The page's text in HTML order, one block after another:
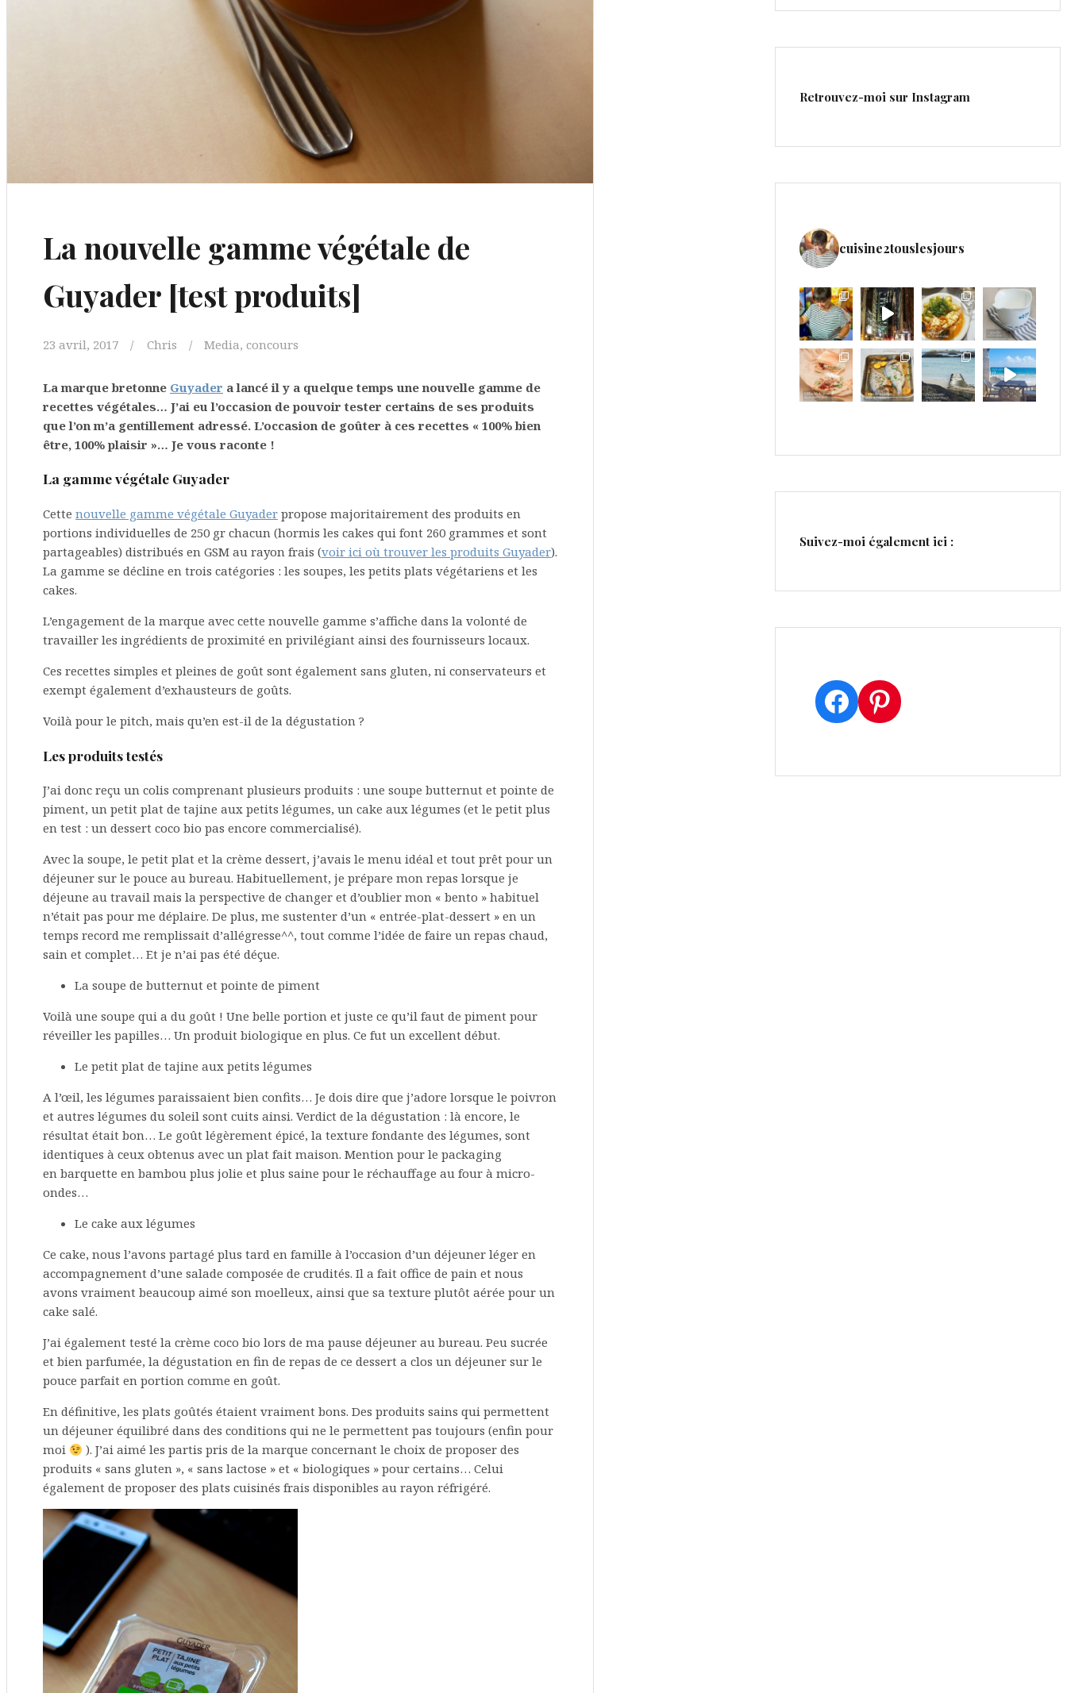
La nouvelle gamme végétale de
Guyader [test produits]
23 avril, 2017 Chris Media, concours
La marque bretonne Guyader a lancé il y a quelque temps une nouvelle gamme de
recettes végétales… J’ai eu l’occasion de pouvoir tester certains de ses produits
que l’on m’a gentillement adressé. L’occasion de goûter à ces recettes « 100% bien
être, 100% plaisir »… Je vous raconte !
La gamme végétale Guyader
Cette nouvelle gamme végétale Guyader propose majoritairement des produits en
portions individuelles de 250 gr chacun (hormis les cakes qui font 260 grammes et sont
partageables) distribués en GSM au rayon frais (voir ici où trouver les produits Guyader).
La gamme se décline en trois catégories : les soupes, les petits plats végétariens et les
cakes.
L’engagement de la marque avec cette nouvelle gamme s’affiche dans la volonté de
travailler les ingrédients de proximité en privilégiant ainsi des fournisseurs locaux.
Ces recettes simples et pleines de goût sont également sans gluten, ni conservateurs et
exempt également d’exhausteurs de goûts.
Voilà pour le pitch, mais qu’en est-il de la dégustation ?
Les produits testés
J’ai donc reçu un colis comprenant plusieurs produits : une soupe butternut et pointe de
piment, un petit plat de tajine aux petits légumes, un cake aux légumes (et le petit plus
en test : un dessert coco bio pas encore commercialisé).
Avec la soupe, le petit plat et la crème dessert, j’avais le menu idéal et tout prêt pour un
déjeuner sur le pouce au bureau. Habituellement, je prépare mon repas lorsque je
déjeune au travail mais la perspective de changer et d’oublier mon « bento » habituel
n’était pas pour me déplaire. De plus, me sustenter d’un « entrée-plat-dessert » en un
temps record me remplissait d’allégresse^^, tout comme l’idée de faire un repas chaud,
sain et complet… Et je n’ai pas été déçue.
La soupe de butternut et pointe de piment
Voilà une soupe qui a du goût ! Une belle portion et juste ce qu’il faut de piment pour
réveiller les papilles… Un produit biologique en plus. Ce fut un excellent début.
Le petit plat de tajine aux petits légumes
A l’œil, les légumes paraissaient bien confits… Je dois dire que j’adore lorsque le poivron
et autres légumes du soleil sont cuits ainsi. Verdict de la dégustation : là encore, le
résultat était bon… Le goût légèrement épicé, la texture fondante des légumes, sont
identiques à ceux obtenus avec un plat fait maison. Mention pour le packaging
en barquette en bambou plus jolie et plus saine pour le réchauffage au four à micro-
ondes…
Le cake aux légumes
Ce cake, nous l’avons partagé plus tard en famille à l’occasion d’un déjeuner léger en
accompagnement d’une salade composée de crudités. Il a fait office de pain et nous
avons vraiment beaucoup aimé son moelleux, ainsi que sa texture plutôt aérée pour un
cake salé.
J’ai également testé la crème coco bio lors de ma pause déjeuner au bureau. Peu sucrée
et bien parfumée, la dégustation en fin de repas de ce dessert a clos un déjeuner sur le
pouce parfait en portion comme en goût.
En définitive, les plats goûtés étaient vraiment bons. Des produits sains qui permettent
un déjeuner équilibré dans des conditions qui ne le permettent pas toujours (enfin pour
moi
). J’ai aimé les partis pris de la marque concernant le choix de proposer des
produits « sans gluten », « sans lactose » et « biologiques » pour certains… Celui
également de proposer des plats cuisinés frais disponibles au rayon réfrigéré.
Retrouvez-moi sur Instagram
cuisine2touslesjours
Suivez-moi également ici :
Facebook
Pinterest